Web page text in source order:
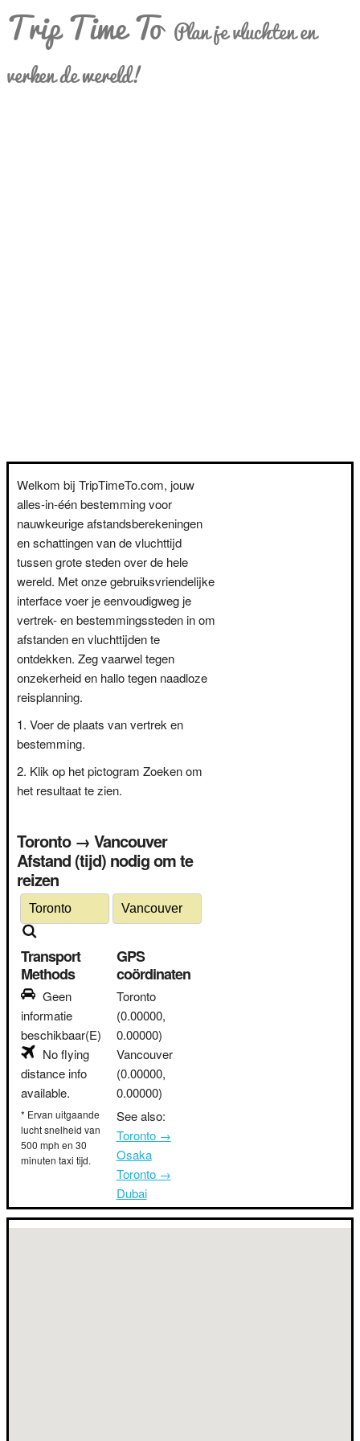
Trip Time To Plan je vluchten en
verken de wereld!
Welkom bij TripTimeTo.com, jouw
alles-in-één bestemming voor
nauwkeurige afstandsberekeningen
en schattingen van de vluchttijd
tussen grote steden over de hele
wereld. Met onze gebruiksvriendelijke
interface voer je eenvoudigweg je
vertrek- en bestemmingssteden in om
afstanden en vluchttijden te
ontdekken. Zeg vaarwel tegen
onzekerheid en hallo tegen naadloze
reisplanning.
Voer de plaats van vertrek en
bestemming.
Klik op het pictogram Zoeken om
het resultaat te zien.
Toronto → Vancouver
Afstand (tijd) nodig om te
reizen
Transport
Methods
Geen
informatie
beschikbaar(E)
No flying
distance info
available.
* Ervan uitgaande
lucht snelheid van
500 mph en 30
minuten taxi tijd.
GPS
coördinaten
Toronto
(0.00000,
0.00000)
Vancouver
(0.00000,
0.00000)
See also:
Toronto →
Osaka
Toronto →
Dubai